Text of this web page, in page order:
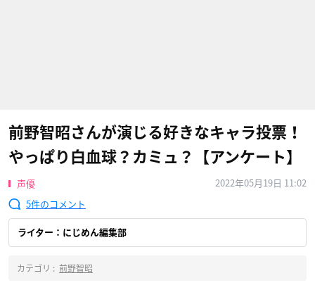
前野智昭さんが演じる好きなキャラ投票！
やっぱり白血球？カミュ？【アンケート】
声優
2022年05月19日 11:02
5
ライター：にじめん編集部
カテゴリ : 前野智昭